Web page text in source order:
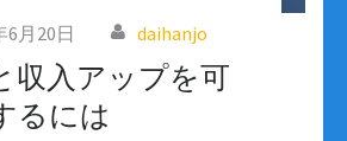
6月20日 daihanjo
収入アップを可
るには